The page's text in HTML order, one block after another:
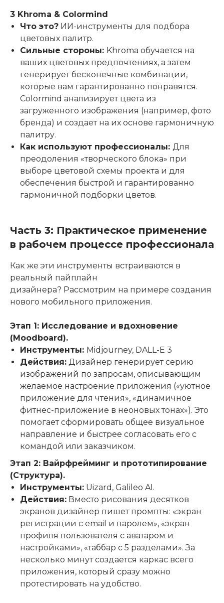
3 Khroma & Colormind
Что это? ИИ-инструменты для подбора
цветовых палитр.
Сильные стороны: Khroma обучается на
ваших цветовых предпочтениях, а затем
генерирует бесконечные комбинации,
которые вам гарантированно понравятся.
Colormind анализирует цвета из
загруженного изображения (например, фото
бренда) и создает на их основе гармоничную
палитру.
Как используют профессионалы: Для
преодоления «творческого блока» при
выборе цветовой схемы проекта и для
обеспечения быстрой и гарантированно
гармоничной подборки цветов.
Часть 3: Практическое применение
в рабочем процессе профессионала
Как же эти инструменты встраиваются в
реальный пайплайн
дизайнера? Рассмотрим на примере создания
нового мобильного приложения.
Этап 1: Исследование и вдохновение
(Moodboard).
Инструменты: Midjourney, DALL-E 3
Действия: Дизайнер генерирует серию
изображений по запросам, описывающим
желаемое настроение приложения («уютное
приложение для чтения», «динамичное
фитнес-приложение в неоновых тонах»). Это
помогает сформировать общее визуальное
направление и быстрее согласовать его с
командой или заказчиком.
Этап 2: Вайрфрейминг и прототипирование
(Структура).
Инструменты: Uizard, Galileo AI.
Действия: Вместо рисования десятков
экранов дизайнер пишет промпты: «экран
регистрации с email и паролем», «экран
профиля пользователя с аватаром и
настройками», «таббар с 5 разделами». За
несколько минут создается каркас всего
приложения, который сразу можно
протестировать на удобство.